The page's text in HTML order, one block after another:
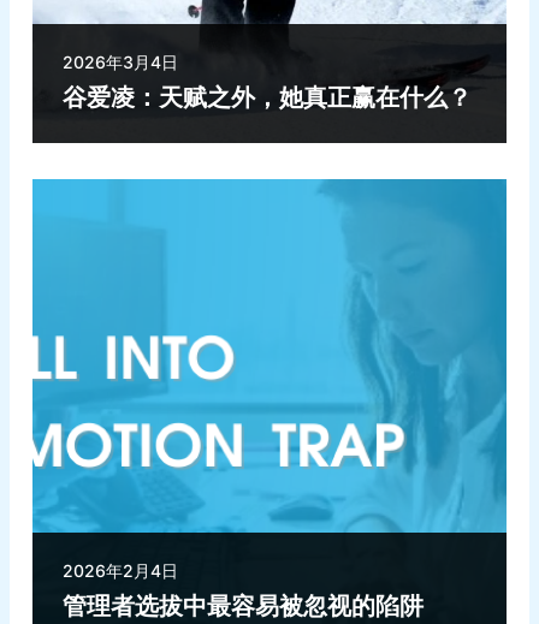
2026年3月4日
谷爱凌：天赋之外，她真正赢在什么？
2026年2月4日
管理者选拔中最容易被忽视的陷阱